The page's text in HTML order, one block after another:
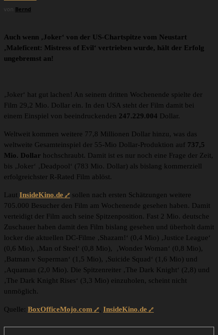
von Bernd
Auch wenn ‚Joker‘ von der US-Chartspitze vom Neustart
‚Maleficent: Mistress of Evil‘ vertrieben wurde, hält der Erfolg
ungebremst an!
‚Joker‘ hat gut lachen! An seinem dritten Wochenende spielte der
Film 29,2 Mio. Dollar ein. In den USA steht der Film damit bei
einem Einspiel von beeindruckenden 247.229.004 Dollar.
Weltweit kommen weitere 77,8 Millionen Dollar hinzu, was das
weltweite Gesamteinspiel der 55-Mio Dollar-Produktion auf 737,5
Mio. Dollar hochschraubt. Damit ist es nur noch eine Frage der Zeit,
bis ‚Joker‘ ‚Deadpool‘ (783 Mio. Dollar) als bislang kommerziell
erfolgreichster R-Rated Film ablöst.
Laut InsideKino.de
sollen nach ersten Schätzungen weitere
705.000 Besucher den Film am Wochenende gesehen haben. Damit
verteidigt der Film auch seine Spitzenposition. Fast 2 Mio. deutsche
Zuschauer haben damit den Film bislang gesehen und überholt damit
locker die aktuellen DC-Filme ‚Shazam!‘ (0,4 Mio) ‚Justice League‘
(0,6 Mio), ‚Man of Steel‘ (0,8 Mio), ‚Wonder Woman‘ (0,8 Mio),
‚Batman v Superman‘ (1,5 Mio), ‚Suicide Squad‘ (1,6 Mio) und
‚Aquaman (2,0 Mio). Die Spitzenreiter ‚The Dark Knight‘ (2,8) und
‚The Dark Knight Rises‘ (3,3 Mio) einzuholen, scheint nicht
unmöglich.
Quelle: BoxOfficeMojo.com , InsideKino.de